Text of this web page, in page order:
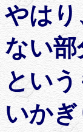
やは
ない
とい
いか